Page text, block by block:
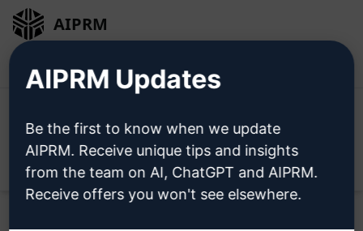
AIPRM
AIPRM Updates
Be the first to know when we update
AIPRM. Receive unique tips and insights
from the team on AI, ChatGPT and AIPRM.
Receive offers you won't see elsewhere.